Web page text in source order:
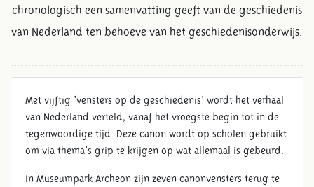
chronologisch een samenvatting geeft van de geschiedenis
van Nederland ten behoeve van het geschiedenisonderwijs.
Met vijftig ‘vensters op de geschiedenis’ wordt het verhaal
van Nederland verteld, vanaf het vroegste begin tot in de
tegenwoordige tijd. Deze canon wordt op scholen gebruikt
om via thema’s grip te krijgen op wat allemaal is gebeurd.
In Museumpark Archeon zijn zeven canonvensters terug te